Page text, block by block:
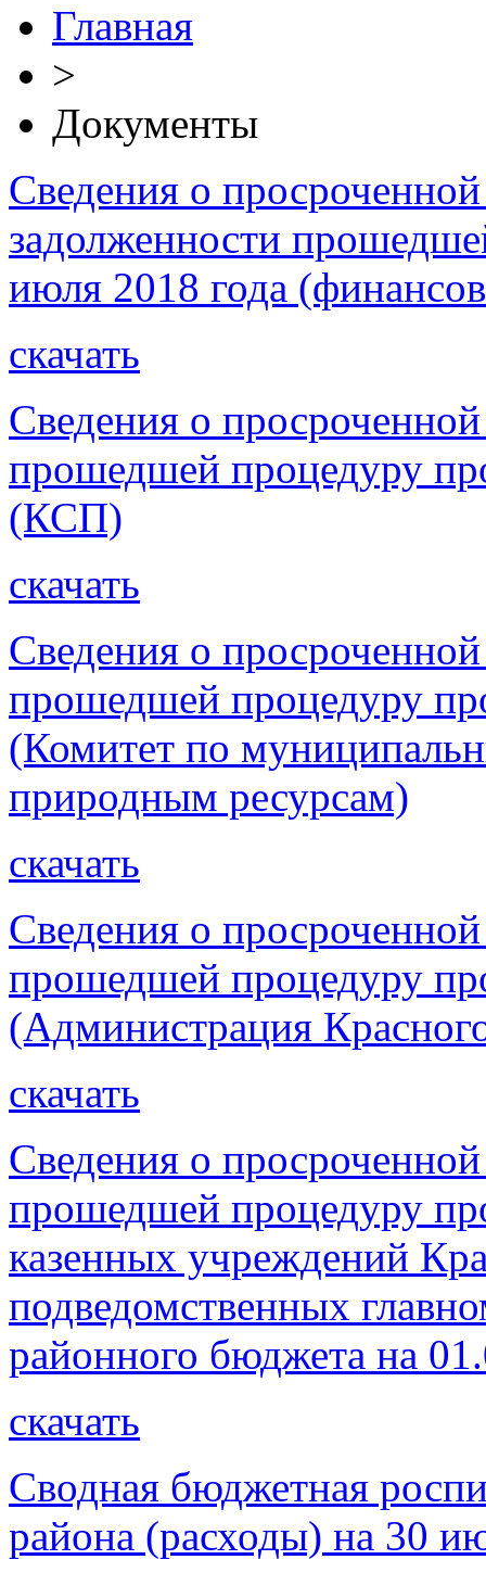
Главная
>
Документы
Сведения о
задолженности
июля 2018 года
скачать
Сведения о
прошедшей процедуру
(КСП)
скачать
Сведения о
прошедшей процедуру
(Комитет по
природным ресурсам)
скачать
Сведения о
прошедшей процедуру
(Администрация
скачать
Сведения о
прошедшей процедуру
казенных учреждений
подведомственных
районного бюджета на
скачать
Сводная бюджетная
района (расходы) на 30